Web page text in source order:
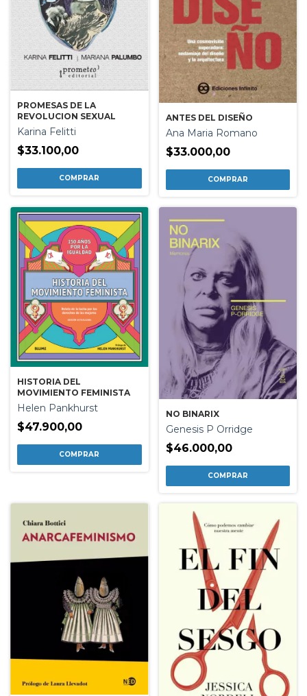
PROMESAS DE LA
REVOLUCION SEXUAL
Karina Felitti
$33.100,00
ANTES DEL DISEÑO
Ana Maria Romano
$33.000,00
HISTORIA DEL
MOVIMIENTO FEMINISTA
Helen Pankhurst
$47.900,00
NO BINARIX
Genesis P Orridge
$46.000,00